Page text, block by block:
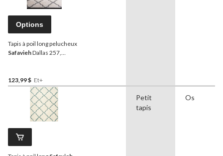
Options
Tapis à poil long pelucheux
SafaviehDallas 257,
123,99 $ Et+
Petit
tapis
Os